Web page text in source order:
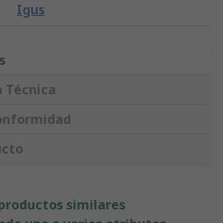
Igus
Técnica
similares